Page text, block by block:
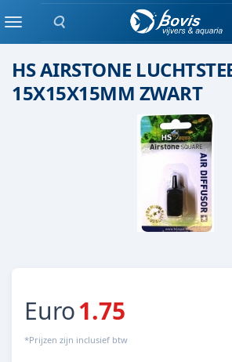
Zoeken
MenuOnderdelen / Luchtsteen
HS AIRSTONE
15X15X15MM ZWART
Euro1.75
*Prijzen zijn inclusief btw